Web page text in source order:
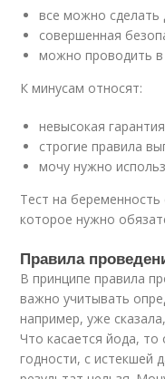
все можно сделать
совершенная
можно проводить
К минусам относят:
невысокая
строгие правила
мочу нужно
Тест на
которое нужно
Правила
В принципе правила
важно учитывать
например, уже
Что касается йода,
годности, с истекшей